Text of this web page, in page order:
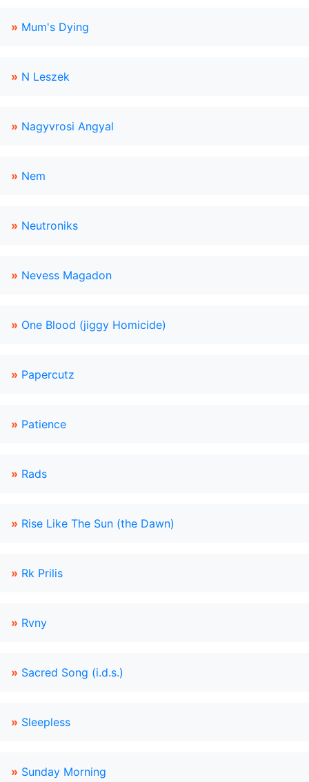
» Mum's Dying
» N Leszek
» Nagyvrosi Angyal
» Nem
» Neutroniks
» Nevess Magadon
» One Blood (jiggy Homicide)
» Papercutz
» Patience
» Rads
» Rise Like The Sun (the Dawn)
» Rk Prilis
» Rvny
» Sacred Song (i.d.s.)
» Sleepless
» Sunday Morning